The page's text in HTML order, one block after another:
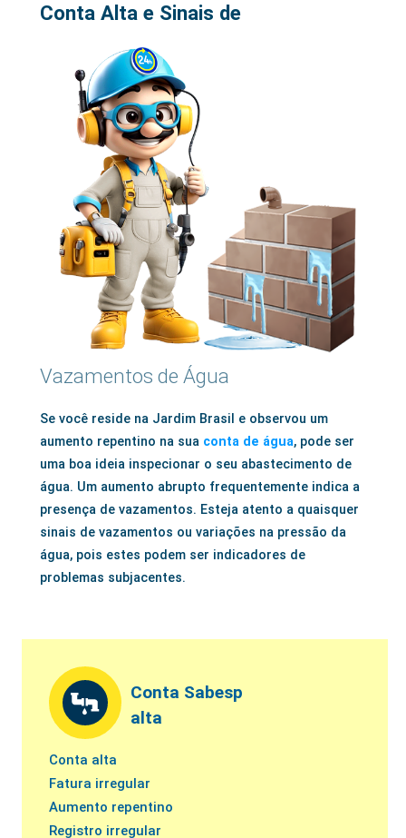
Conta Alta e Sinais de
Vazamentos de Água
Se você reside na Jardim Brasil e observou um
aumento repentino na sua conta de água, pode ser
uma boa ideia inspecionar o seu abastecimento de
água. Um aumento abrupto frequentemente indica a
presença de vazamentos. Esteja atento a quaisquer
sinais de vazamentos ou variações na pressão da
água, pois estes podem ser indicadores de
problemas subjacentes.
Conta Sabesp
alta
Conta alta
Fatura irregular
Aumento repentino
Registro irregular